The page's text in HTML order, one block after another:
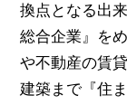
換点となる出
総合企業』を
や不動産の賃
建築まで『住